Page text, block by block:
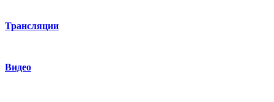
Трансляции
Видео